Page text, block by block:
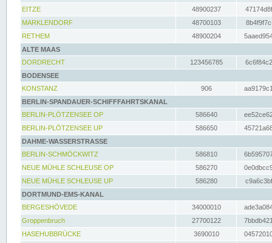
EITZE
48900237
MARKLENDORF
48700103
RETHEM
48900204
ALTE MAAS
DORDRECHT
123456785
BODENSEE
KONSTANZ
906
BERLIN-SPANDAUER-SCHIFFFAHRTSKANAL
BERLIN-PLÖTZENSEE OP
586640
BERLIN-PLÖTZENSEE UP
586650
DAHME-WASSERSTRASSE
BERLIN-SCHMÖCKWITZ
586810
NEUE MÜHLE SCHLEUSE OP
586270
NEUE MÜHLE SCHLEUSE UP
586280
DORTMUND-EMS-KANAL
BERGESHÖVEDE
34000010
Groppenbruch
27700122
HASEHUBBRÜCKE
3690010